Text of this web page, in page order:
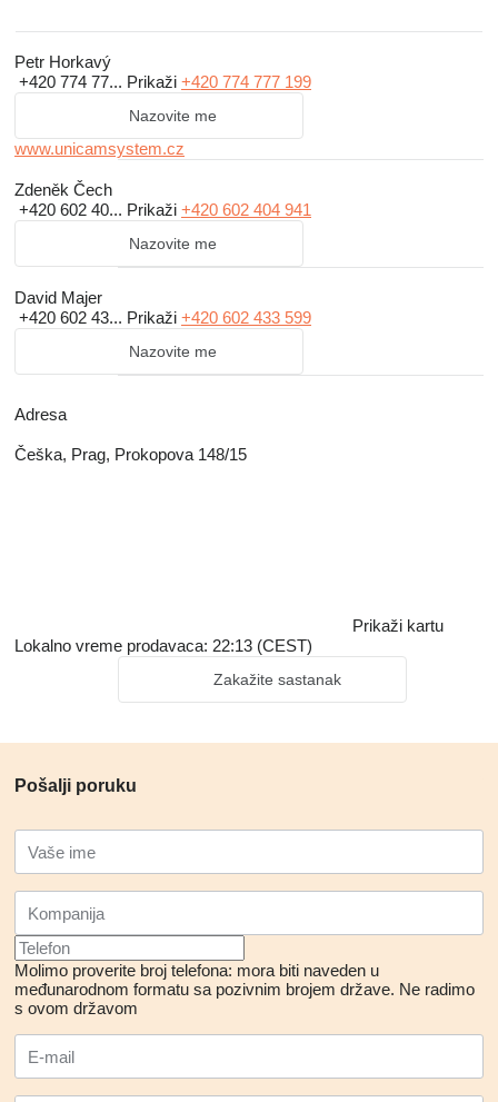
Petr Horkavý
+420 774 77... Prikaži +420 774 777 199
Nazovite me
www.unicamsystem.cz
Zdeněk Čech
+420 602 40... Prikaži +420 602 404 941
Nazovite me
David Majer
+420 602 43... Prikaži +420 602 433 599
Nazovite me
Adresa
Češka, Prag, Prokopova 148/15
Prikaži kartu
Lokalno vreme prodavaca: 22:13 (CEST)
Zakažite sastanak
Pošalji poruku
Molimo proverite broj telefona: mora biti naveden u
međunarodnom formatu sa pozivnim brojem države. Ne radimo
s ovom državom